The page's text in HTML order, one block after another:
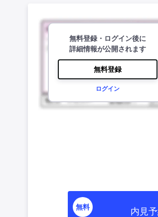
無料登録・ログイン後に
詳細情報が公開されます
無料登録
ログイン
無料 内見